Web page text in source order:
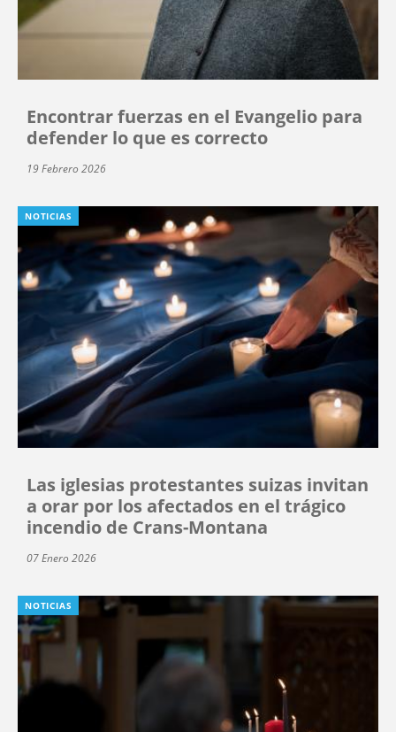
Encontrar fuerzas en el Evangelio para
defender lo que es correcto
19 Febrero 2026
NOTICIAS
Las iglesias protestantes suizas invitan
a orar por los afectados en el trágico
incendio de Crans-Montana
07 Enero 2026
NOTICIAS